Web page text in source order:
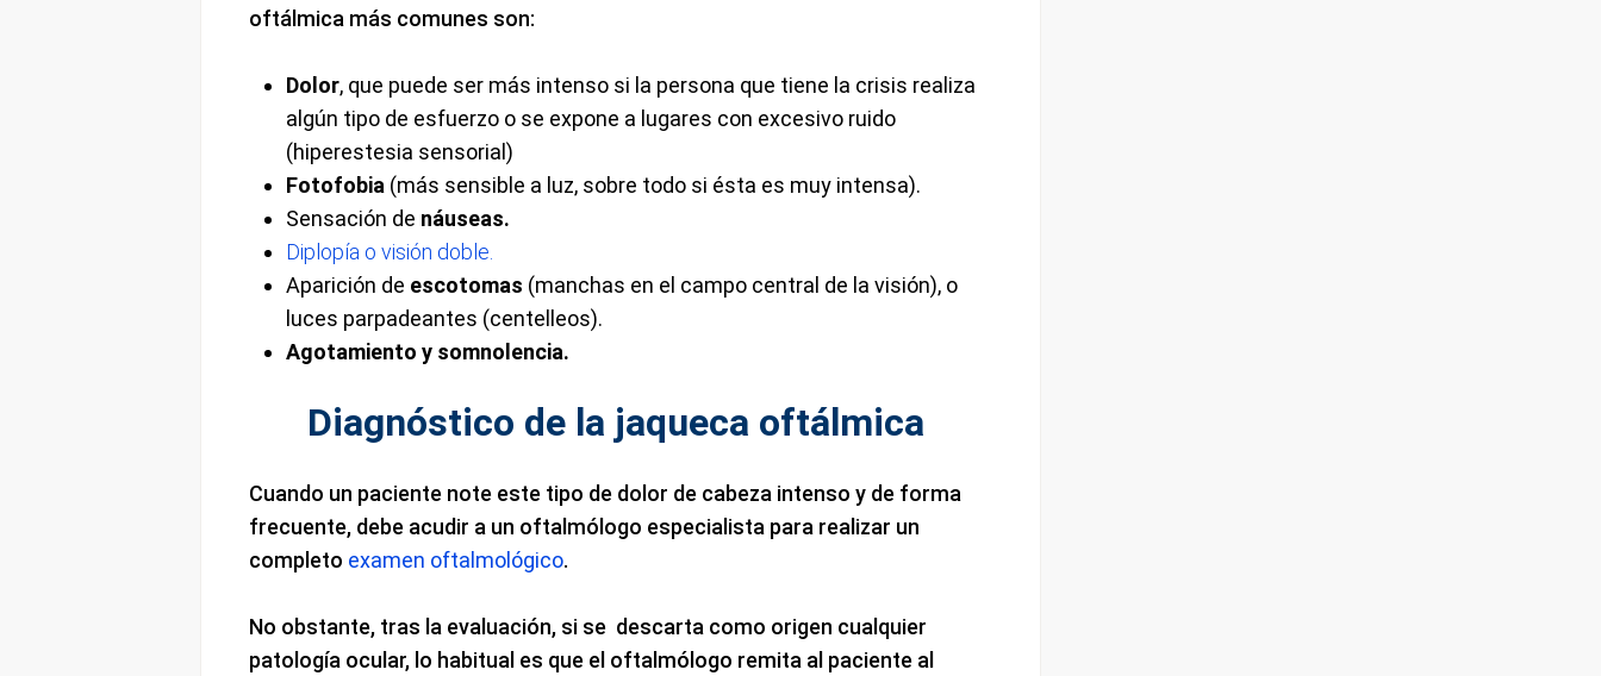
oftálmica más comunes son:
Dolor, que puede ser más intenso si la persona que tiene la crisis realiza
algún tipo de esfuerzo o se expone a lugares con excesivo ruido
(hiperestesia sensorial)
Fotofobia (más sensible a luz, sobre todo si ésta es muy intensa).
Sensación de náuseas.
Diplopía o visión doble.
Aparición de escotomas (manchas en el campo central de la visión), o
luces parpadeantes (centelleos).
Agotamiento y somnolencia.
Diagnóstico de la jaqueca oftálmica
Cuando un paciente note este tipo de dolor de cabeza intenso y de forma
frecuente, debe acudir a un oftalmólogo especialista para realizar un
completo examen oftalmológico.
No obstante, tras la evaluación, si se descarta como origen cualquier
patología ocular, lo habitual es que el oftalmólogo remita al paciente al